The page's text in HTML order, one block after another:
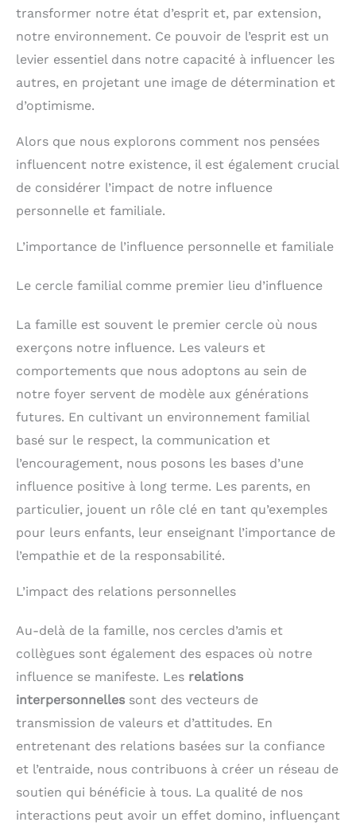
transformer notre état d’esprit et, par extension,
notre environnement. Ce pouvoir de l’esprit est un
levier essentiel dans notre capacité à influencer les
autres, en projetant une image de détermination et
d’optimisme.
Alors que nous explorons comment nos pensées
influencent notre existence, il est également crucial
de considérer l’impact de notre influence
personnelle et familiale.
L’importance de l’influence personnelle et familiale
Le cercle familial comme premier lieu d’influence
La famille est souvent le premier cercle où nous
exerçons notre influence. Les valeurs et
comportements que nous adoptons au sein de
notre foyer servent de modèle aux générations
futures. En cultivant un environnement familial
basé sur le respect, la communication et
l’encouragement, nous posons les bases d’une
influence positive à long terme. Les parents, en
particulier, jouent un rôle clé en tant qu’exemples
pour leurs enfants, leur enseignant l’importance de
l’empathie et de la responsabilité.
L’impact des relations personnelles
Au-delà de la famille, nos cercles d’amis et
collègues sont également des espaces où notre
influence se manifeste. Les relations
interpersonnelles sont des vecteurs de
transmission de valeurs et d’attitudes. En
entretenant des relations basées sur la confiance
et l’entraide, nous contribuons à créer un réseau de
soutien qui bénéficie à tous. La qualité de nos
interactions peut avoir un effet domino, influençant